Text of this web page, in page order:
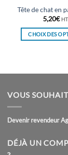
Tête de chat en
5,20€ HT
CHOIX DES
Les
sur
VOUS
Devenir revendeur
DÉJÀ UN